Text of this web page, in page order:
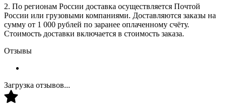
2. По регионам России доставка осуществляется Почтой
России или грузовыми компаниями. Доставляются заказы на
сумму от 1 000 рублей по заранее оплаченному счёту.
Стоимость доставки включается в стоимость заказа.
Отзывы
Загрузка отзывов...